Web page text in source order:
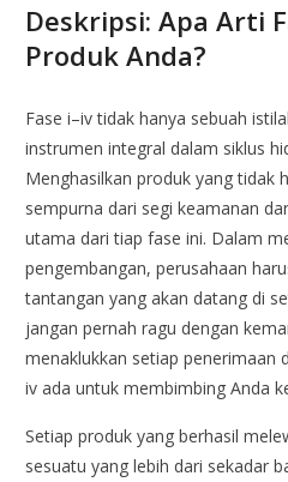
Deskripsi: Apa Arti
Produk Anda?
Fase i–iv tidak hanya sebuah
instrumen integral dalam siklus
Menghasilkan produk yang tidak
sempurna dari segi keamanan
utama dari tiap fase ini. Dalam
pengembangan, perusahaan
tantangan yang akan datang di
jangan pernah ragu dengan
menaklukkan setiap penerimaan
iv ada untuk membimbing Anda
Setiap produk yang berhasil
sesuatu yang lebih dari sekadar